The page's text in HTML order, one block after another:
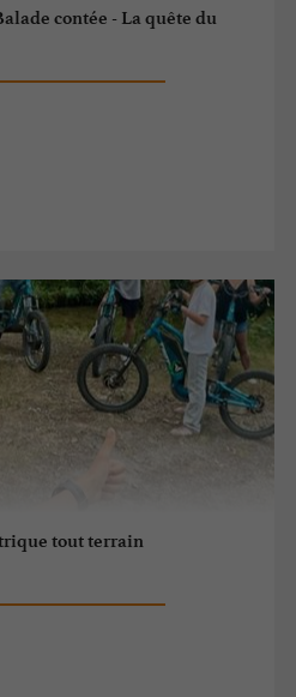
contée - La quête du
tout terrain